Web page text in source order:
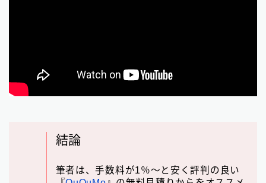
結論
筆者は、手数料が1％～と安く評判の良い